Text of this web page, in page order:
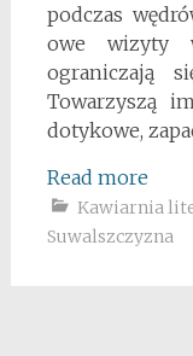
podczas
owe wizyty
ograniczają
Towarzyszą
dotykowe,
Read more
Kawiarnia
Suwalszczyzna